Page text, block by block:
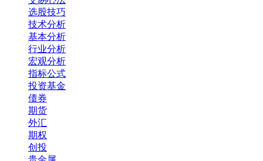
选股技巧
技术分析
基本分析
行业分析
宏观分析
指标公式
投资基金
债券
期货
外汇
期权
创投